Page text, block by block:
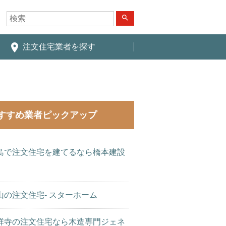
search
place 注文住宅業者を探す
すめ業者ピックアップ
で注文住宅を建てるなら橋本建設
の注文住宅- スターホーム
寺の注文住宅なら木造専門ジェネ